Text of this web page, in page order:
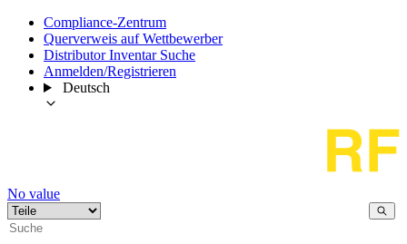
Compliance-Zentrum
Querverweis auf Wettbewerber
Distributor Inventar Suche
Anmelden/Registrieren
Deutsch
No value